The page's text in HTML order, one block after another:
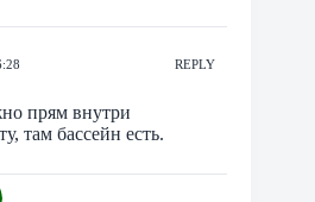
REPLY
прям внутри
там бассейн есть.